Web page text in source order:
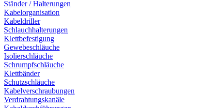
Ständer / Halterungen
Kabelorganisation
Kabeldriller
Schlauchhalterungen
Klettbefestigung
Gewebeschläuche
Isolierschläuche
Schrumpfschläuche
Klettbänder
Schutzschläuche
Kabelverschraubungen
Verdrahtungskanäle